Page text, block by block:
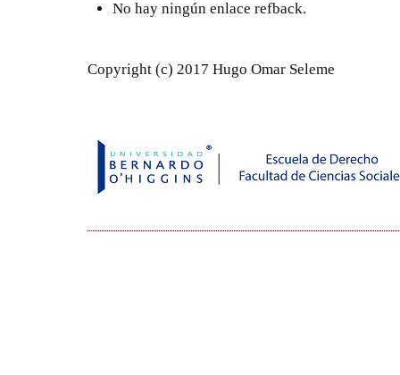
No hay ningún enlace refback.
Copyright (c) 2017 Hugo Omar Seleme